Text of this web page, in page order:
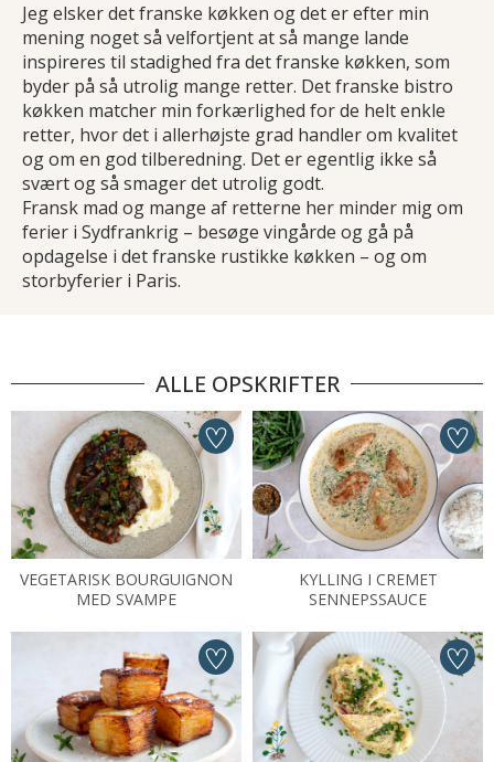
Jeg elsker det franske køkken og det er efter min
mening noget så velfortjent at så mange lande
inspireres til stadighed fra det franske køkken, som
byder på så utrolig mange retter. Det franske bistro
køkken matcher min forkærlighed for de helt enkle
retter, hvor det i allerhøjste grad handler om kvalitet
og om en god tilberedning. Det er egentlig ikke så
svært og så smager det utrolig godt.
Fransk mad og mange af retterne her minder mig om
ferier i Sydfrankrig – besøge vingårde og gå på
opdagelse i det franske rustikke køkken – og om
storbyferier i Paris.
ALLE OPSKRIFTER
VEGETARISK BOURGUIGNON
MED SVAMPE
KYLLING I CREMET
SENNEPSSAUCE